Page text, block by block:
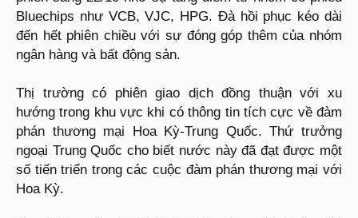
Bluechips như VCB, VJC, HPG. Đà hồi phục kéo dài
đến hết phiên chiều với sự đóng góp thêm của nhóm
ngân hàng và bất động sản.
Thị trường có phiên giao dịch đồng thuận với xu
hướng trong khu vực khi có thông tin tích cực về đàm
phán thương mại Hoa Kỳ-Trung Quốc. Thứ trưởng
ngoại Trung Quốc cho biết nước này đã đạt được một
số tiến triển trong các cuộc đàm phán thương mại với
Hoa Kỳ.